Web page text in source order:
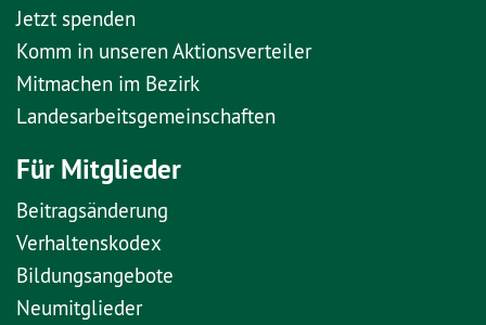
Jetzt spenden
Komm in unseren Aktionsverteiler
Mitmachen im Bezirk
Landesarbeitsgemeinschaften
Für Mitglieder
Beitragsänderung
Verhaltenskodex
Bildungsangebote
Neumitglieder